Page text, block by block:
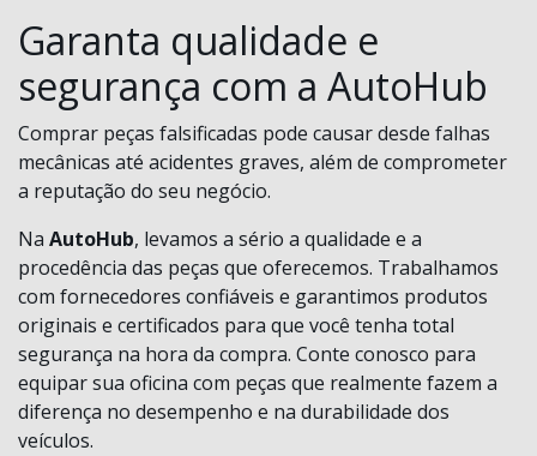
Garanta qualidade e
segurança com a AutoHub
Comprar peças falsificadas pode causar desde falhas
mecânicas até acidentes graves, além de comprometer
a reputação do seu negócio.
Na AutoHub, levamos a sério a qualidade e a
procedência das peças que oferecemos. Trabalhamos
com fornecedores confiáveis e garantimos produtos
originais e certificados para que você tenha total
segurança na hora da compra. Conte conosco para
equipar sua oficina com peças que realmente fazem a
diferença no desempenho e na durabilidade dos
veículos.